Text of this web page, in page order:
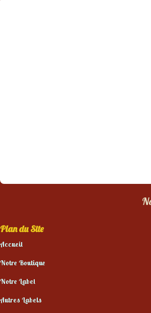
Plan du Site
Accueil
Notre Boutique
Notre Label
Autres Labels